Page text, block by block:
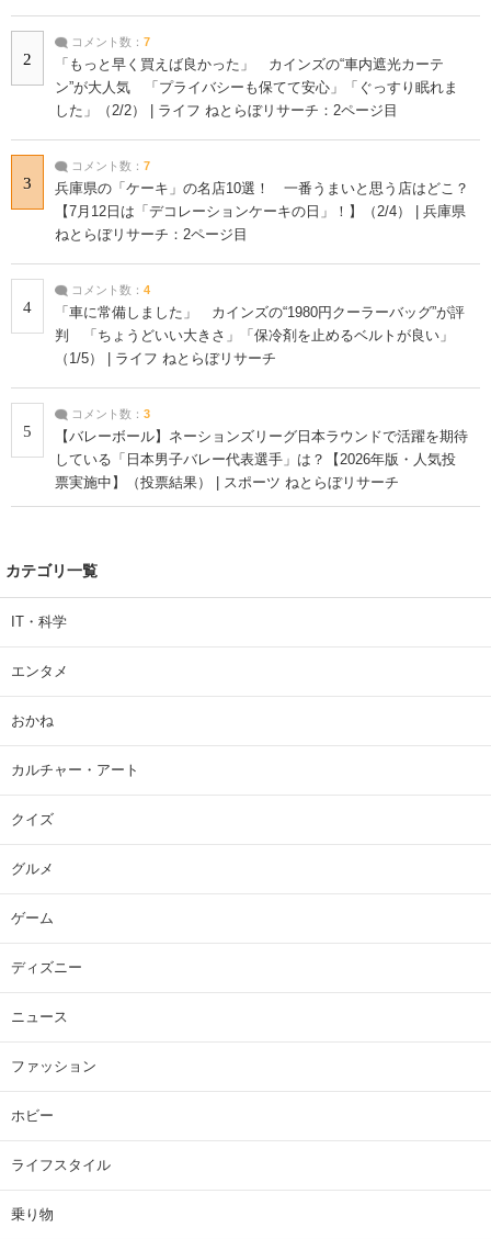
2
コメント数： 7
「もっと早く買えば良かった」 カインズの“車内遮光カーテ
ン”が大人気 「プライバシーも保てて安心」「ぐっすり眠れま
した」（2/2） | ライフ ねとらぼリサーチ：2ページ目
3
コメント数： 7
兵庫県の「ケーキ」の名店10選！ 一番うまいと思う店はどこ？
【7月12日は「デコレーションケーキの日」！】（2/4） | 兵庫県
ねとらぼリサーチ：2ページ目
4
コメント数： 4
「車に常備しました」 カインズの“1980円クーラーバッグ”が評
判 「ちょうどいい大きさ」「保冷剤を止めるベルトが良い」
（1/5） | ライフ ねとらぼリサーチ
5
コメント数： 3
【バレーボール】ネーションズリーグ日本ラウンドで活躍を期待
している「日本男子バレー代表選手」は？【2026年版・人気投
票実施中】（投票結果） | スポーツ ねとらぼリサーチ
カテゴリ一覧
IT・科学
エンタメ
おかね
カルチャー・アート
クイズ
グルメ
ゲーム
ディズニー
ニュース
ファッション
ホビー
ライフスタイル
乗り物